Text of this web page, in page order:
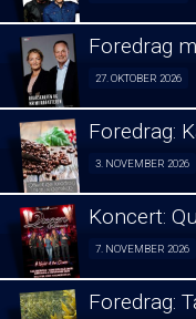
Foredrag
27. OKTOBER 2026
Foredrag:
3. NOVEMBER 2026
Koncert:
7. NOVEMBER 2026
Foredrag: